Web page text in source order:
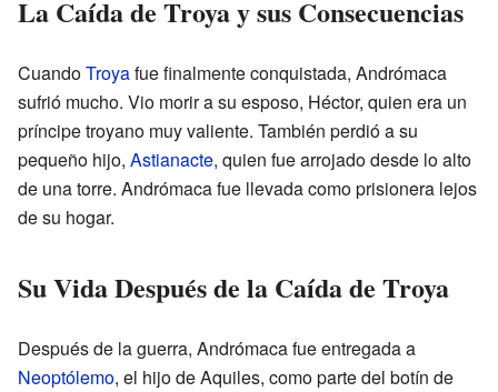
La Caída de Troya y sus Consecuencias
CuandoTroyafue finalmente conquistada, Andrómaca
sufrió mucho. Vio morir a su esposo, Héctor, quien era un
príncipe troyano muy valiente. También perdió a su
pequeño hijo, Astianacte, quien fue arrojado desde lo alto
de una torre. Andrómaca fue llevada como prisionera lejos
de su hogar.
Su Vida Después de la Caída de Troya
Después de la guerra, Andrómaca fue entregada a
Neoptólemo, el hijo de Aquiles, como parte del botín de